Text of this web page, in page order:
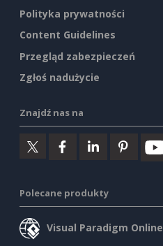
Polityka prywatności
Content Guidelines
Przegląd zabezpieczeń
Zgłoś nadużycie
Znajdź nas na
Polecane produkty
Visual Paradigm Online